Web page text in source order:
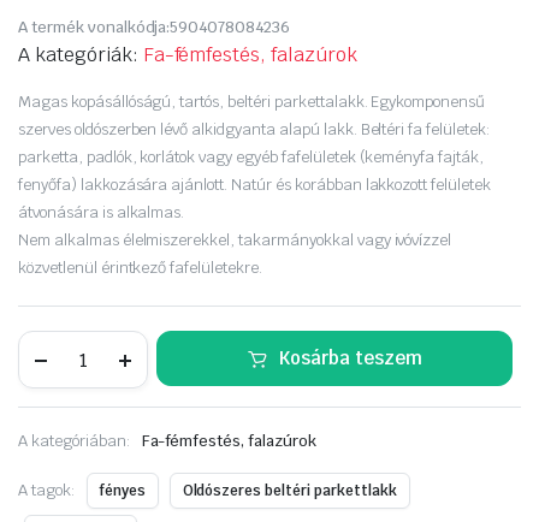
A termék vonalkódja:5904078084236
A kategóriák: Fa-fémfestés, falazúrok
Magas kopásállóságú, tartós, beltéri parkettalakk. Egykomponensű
szerves oldószerben lévő alkidgyanta alapú lakk. Beltéri fa felületek:
parketta, padlók, korlátok vagy egyéb fafelületek (keményfa fajták,
fenyőfa) lakkozására ajánlott. Natúr és korábban lakkozott felületek
átvonására is alkalmas.
Nem alkalmas élelmiszerekkel, takarmányokkal vagy ivóvízzel
közvetlenül érintkező fafelületekre.
samba
parkettalakk
0,75liter,
KIFUTÓ
Kosárba teszem
A kategóriában: Fa-fémfestés, falazúrok
A tagok: fényes Oldószeres beltéri parkettlakk